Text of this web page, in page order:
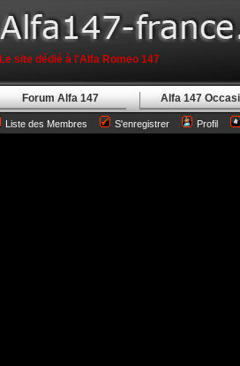
Le site dédié à l'Alfa Romeo 147
Forum Alfa 147 Alfa 147
Liste des Membres S'enregistrer Profil